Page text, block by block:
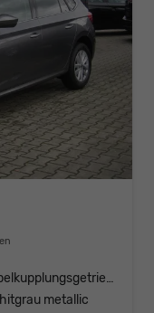
Doppelkupplungsgetriebe (DSG)
metallic